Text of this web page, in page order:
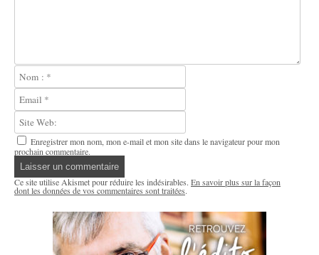
Enregistrer mon nom, mon e-mail et mon site dans le navigateur pour mon
prochain commentaire.
Ce site utilise Akismet pour réduire les indésirables. En savoir plus sur la façon
dont les données de vos commentaires sont traitées.